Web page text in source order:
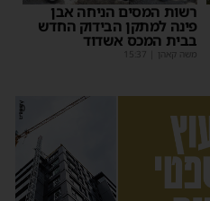
רשות המסים הניחה אבן
פינה למתקן הבידוק החדש
בבית המכס אשדוד
משה קאהן 15:37